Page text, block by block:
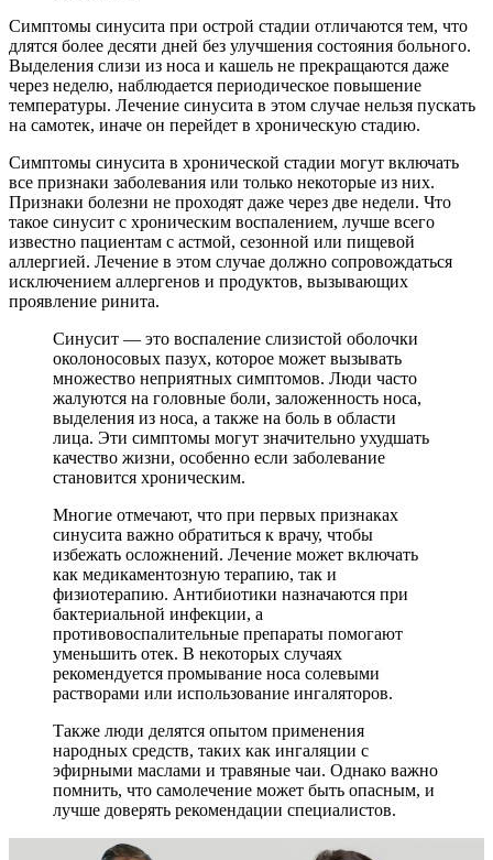
Симптомы синусита при острой стадии отличаются тем, что
длятся более десяти дней без улучшения состояния больного.
Выделения слизи из носа и кашель не прекращаются даже
через неделю, наблюдается периодическое повышение
температуры. Лечение синусита в этом случае нельзя пускать
на самотек, иначе он перейдет в хроническую стадию.
Симптомы синусита в хронической стадии могут включать
все признаки заболевания или только некоторые из них.
Признаки болезни не проходят даже через две недели. Что
такое синусит с хроническим воспалением, лучше всего
известно пациентам с астмой, сезонной или пищевой
аллергией. Лечение в этом случае должно сопровождаться
исключением аллергенов и продуктов, вызывающих
проявление ринита.
Синусит — это воспаление слизистой оболочки
околоносовых пазух, которое может вызывать
множество неприятных симптомов. Люди часто
жалуются на головные боли, заложенность носа,
выделения из носа, а также на боль в области
лица. Эти симптомы могут значительно ухудшать
качество жизни, особенно если заболевание
становится хроническим.
Многие отмечают, что при первых признаках
синусита важно обратиться к врачу, чтобы
избежать осложнений. Лечение может включать
как медикаментозную терапию, так и
физиотерапию. Антибиотики назначаются при
бактериальной инфекции, а
противовоспалительные препараты помогают
уменьшить отек. В некоторых случаях
рекомендуется промывание носа солевыми
растворами или использование ингаляторов.
Также люди делятся опытом применения
народных средств, таких как ингаляции с
эфирными маслами и травяные чаи. Однако важно
помнить, что самолечение может быть опасным, и
лучше доверять рекомендации специалистов.